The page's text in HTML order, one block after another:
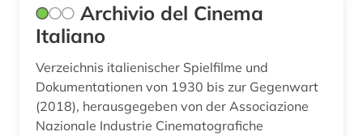
geschichte 1350-1500 (1)
geschichte 1450-1912 (1)
geschichte 1495-1992 (1)
Archivio del Cinema
Italiano
Verzeichnis italienischer Spielfilme und
Dokumentationen von 1930 bis zur Gegenwart
(2018), herausgegeben von der Associazione
Nazionale Industrie Cinematografiche